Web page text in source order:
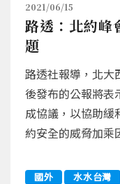
2021/06/15
路透：北約峰
題
路透社報導，北大
後發布的公報將表
成協議，以協助緩
約安全的威脅加乘
國外 水水台灣